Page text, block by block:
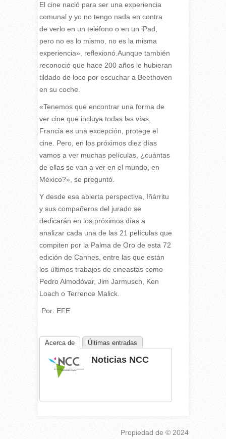
El cine nació para ser una experiencia
comunal y yo no tengo nada en contra
de verlo en un teléfono o en un iPad,
pero no es lo mismo, no es la misma
experiencia», reflexionó.Aunque también
reconoció que hace 200 años le hubieran
tildado de loco por escuchar a Beethoven
en su coche.
«Tenemos que encontrar una forma de
ver cine que incluya todas las vías.
Francia es una excepción, protege el
cine. Pero, en los próximos diez días
vamos a ver muchas películas, ¿cuántas
de ellas se van a ver en el mundo, en
México?», se preguntó.
Y desde esa abierta perspectiva, Iñárritu
y sus compañeros del jurado se
dedicarán en los próximos días a
analizar cada una de las 21 películas que
compiten por la Palma de Oro de esta 72
edición de Cannes, entre las que están
los últimos trabajos de cineastas como
Pedro Almodóvar, Jim Jarmusch, Ken
Loach o Terrence Malick.
Por: EFE
Acerca de Últimas entradas
Noticias NCC
Propiedad de © 2024